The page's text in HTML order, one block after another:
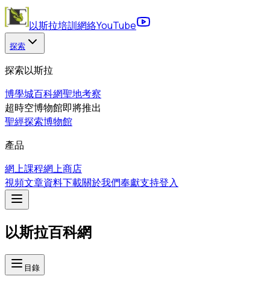
以斯拉培訓網絡YouTube
探索
探索以斯拉
博學城百科網聖地考察
超時空博物館即將推出
聖經探索博物館
產品
網上課程網上商店
視頻文章資料下載關於我們奉獻支持登入
以斯拉百科網
目錄